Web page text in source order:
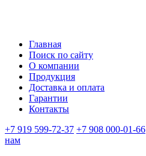
Меню
подвале
Главная
Поиск по сайту
О компании
Продукция
Доставка и оплата
Гарантии
Контакты
+7 919 599-72-37 +7 908 000-01-66
нам